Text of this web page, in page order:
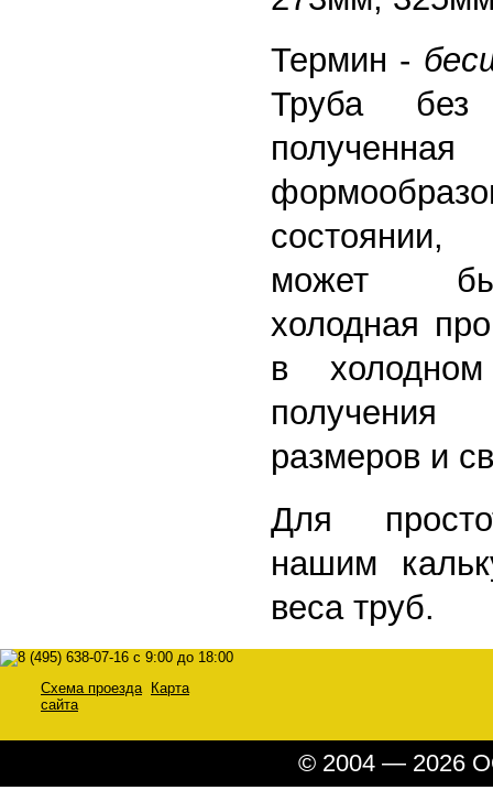
Термин -
Труба без
состоянии,
может
холодная
в
размеров и
Для
нашим
веса труб.
Схема проезда
Карта
сайта
© 2004 — 2026